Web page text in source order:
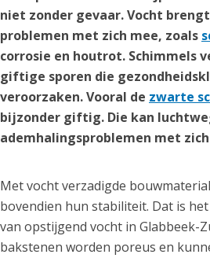
niet zonder gevaar. Vocht
problemen met zich mee, zoals
corrosie en houtrot. Schimmels
giftige sporen die
veroorzaken. Vooral de zwarte
bijzonder giftig. Die kan
ademhalingsproblemen met
Met vocht verzadigde
bovendien hun stabiliteit. Dat is
van opstijgend vocht in Glabbeek-
bakstenen worden poreus en